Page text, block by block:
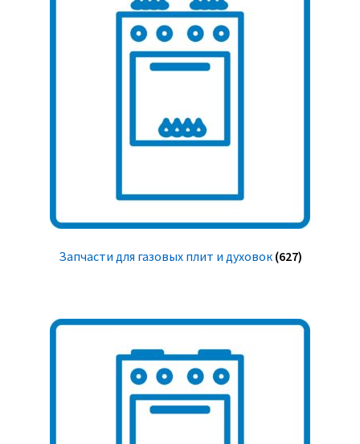
Запчасти для газовых плит и духовок (627)